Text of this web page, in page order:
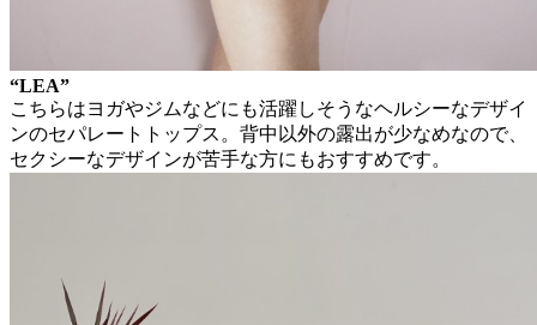
“LEA”
こちらはヨガやジムなどにも活躍しそうなヘルシーなデザイ
ンのセパレートトップス。背中以外の露出が少なめなので、
セクシーなデザインが苦手な方にもおすすめです。